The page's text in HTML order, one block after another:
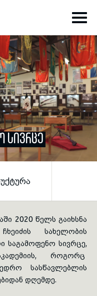
toggle submenu
toggle submenu
toggle submenu
toggle submenu
toggle submenu
ᲡᲘᲕᲠᲪᲔ
2020 წელს გაიხსნა
სახელობის
საგამოფენო სივრცე,
როგორც
სასწავლებლის
დღემდე.